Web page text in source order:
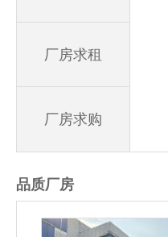
厂房求租
厂房求购
品质厂房